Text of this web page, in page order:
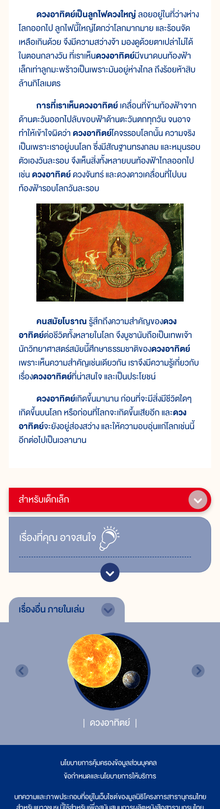
สำหรับเด็กเล็ก
เรื่ิองที่คุณอาจสนใจ
ดวงอาทิตย์เป็นลูกไฟดวงใหญ่ลอยอยู่ในที่ว่างห่าง
โลกออกไป ลูกไฟนี้ใหญ่โตกว่าโลกมากมาย และร้อนจัด
เหลือเกินด้วย จึงมีความสว่างจ้า มองดูด้วยตาเปล่าไม่ได้
ในตอนกลางวัน ที่เราเห็นดวงอาทิตย์มีขนาดบนท้องฟ้า
เล็กเท่าลูกมะพร้าวเป็นเพราะมันอยู่ห่างไกล ถึงร้อยห้าสิบ
ล้านกิโลเมตร
การที่เราเห็นดวงอาทิตย์เคลื่อนที่ข้ามท้องฟ้าจาก
ด้านตะวันออกไปลับขอบฟ้าด้านตะวันตกทุกวัน จนอาจ
ทำให้เข้าใจผิดว่า ดวงอาทิตย์โคจรรอบโลกนั้น ความจริง
เป็นเพราะเราอยู่บนโลก ซึ่งมีสัณฐานทรงกลม และหมุนรอบ
ตัวเองวันละรอบ จึงเห็นสิ่งทั้งหลายบนท้องฟ้าไกลออกไป
เช่นดวงอาทิตย์ดวงจันทร์ และดวงดาวเคลื่อนที่ไปบน
ท้องฟ้ารอบโลกวันละรอบ
คนสมัยโบราณรู้สึกถึงความสำคัญของดวง
อาทิตย์ต่อชีวิตทั้งหลายในโลก จึงบูชานับถือเป็นเทพเจ้า
นักวิทยาศาสตร์สมัยนี้ศึกษาธรรมชาติของดวงอาทิตย์
เพราะเห็นความสำคัญเช่นเดียวกัน เราจึงมีความรู้เกี่ยวกับ
เรื่องดวงอาทิตย์ที่น่าสนใจ และเป็นประโยชน์
ดวงอาทิตย์เกิดขึ้นมานาน ก่อนที่จะมีสิ่งมีชีวิตใดๆ
เกิดขึ้นบนโลก หรือก่อนที่โลกจะเกิดขึ้นเสียอีก และดวง
อาทิตย์จะยังอยู่ส่องสว่าง และให้ความอบอุ่นแก่โลกเช่นนี้
อีกต่อไปเป็นเวลานาน
เรื่องอื่นภายในเล่ม
ดวงอาทิตย์
นโยบายการคุ้มครองข้อมูลส่วนบุคคล
ข้อกำหนดและนโยบายการให้บริการ
บทความและภาพประกอบที่อยู่ในเว็บไซต์ของมูลนิธิโครงการสารานุกรมไทย